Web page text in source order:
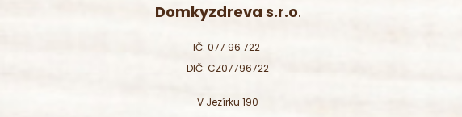
Domkyzdreva s.r.o.
IČ: 077 96 722
DIČ: CZ07796722
V Jezírku 190